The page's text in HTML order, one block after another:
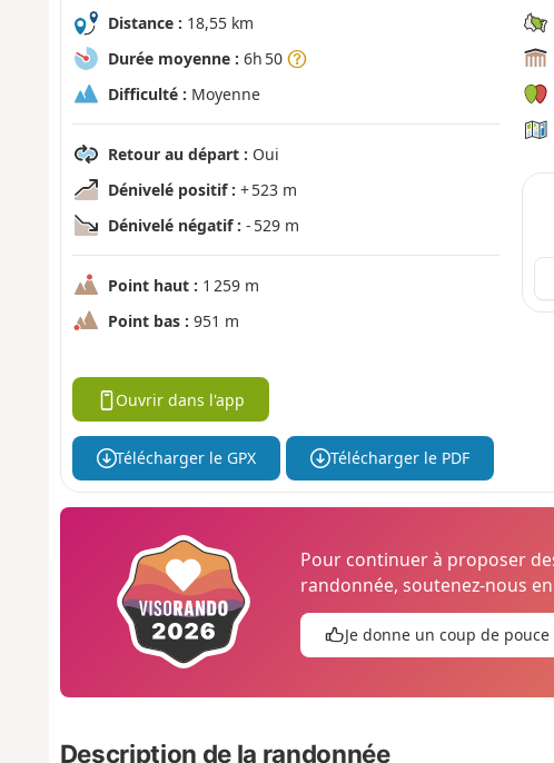
Distance : 18,55 km
Durée moyenne : 6h 50
Difficulté : Moyenne
Retour au départ : Oui
Dénivelé positif : + 523 m
Dénivelé négatif : - 529 m
Point haut : 1 259 m
Point bas : 951 m
Ouvrir dans l'app
Télécharger le GPX Télécharger le PDF
Pour continuer à proposer
randonnée, soutenez-nous
Je donne un coup de pouce
Description de la randonnée